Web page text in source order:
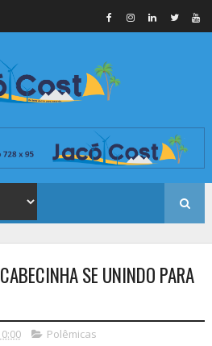
SE UNINDO PARA
Polêmicas